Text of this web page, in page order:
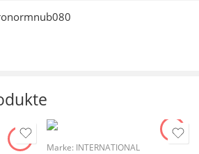
Marke: INTERNATIONAL